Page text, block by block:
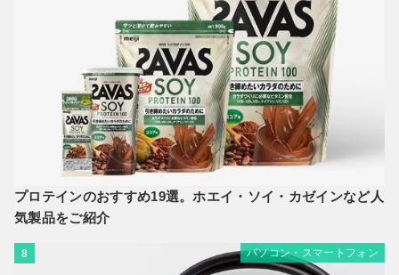
プロテインのおすすめ19選。ホエイ・ソイ・カゼインなど人
気製品をご紹介
8 パソコン・スマートフォン